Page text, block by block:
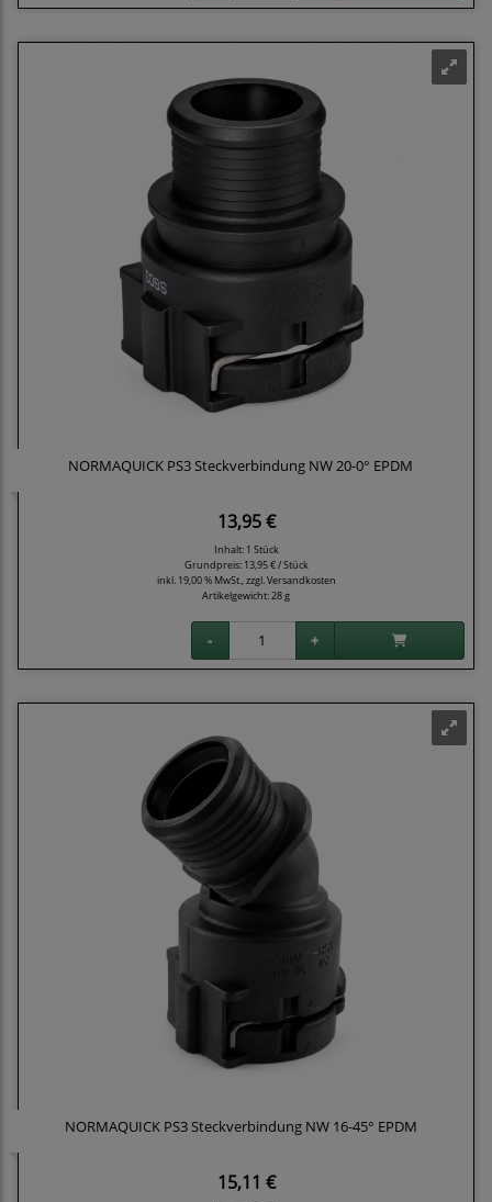
NORMAQUICK PS3 Steckverbindung NW 20-0° EPDM
13,95 €
Inhalt: 1 Stück
Grundpreis: 13,95 € / Stück
inkl. 19,00 % MwSt., zzgl.Versandkosten
Artikelgewicht: 28 g
NORMAQUICK PS3 Steckverbindung NW 16-45° EPDM
15,11 €